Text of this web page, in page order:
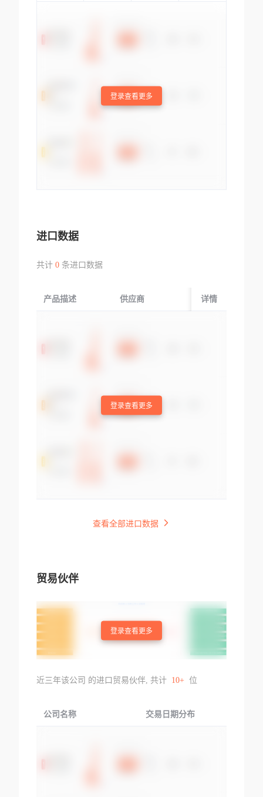
登录查看更多
进口数据
共计 0条进口数据
产品描述 供应商 起运国/地区
详情
登录查看更多
查看全部进口数据
贸易伙伴
登录查看更多
近三年该公司 的进口贸易伙伴, 共计 10+ 位
公司名称 交易日期分布